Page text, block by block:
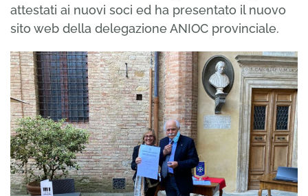
attestati ai nuovi soci ed ha presentato il nuovo
sito web della delegazione ANIOC provinciale.